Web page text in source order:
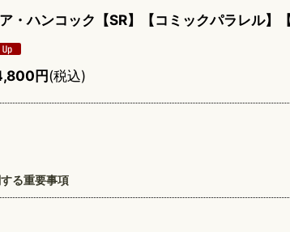
・ハンコック【SR】【コミックパラレル】【
円(税込)
る重要事項